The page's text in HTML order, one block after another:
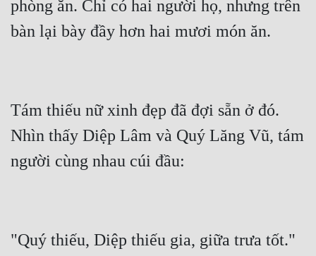
phòng ăn. Chỉ có hai người họ, nhưng trên
Tám thiếu nữ xinh đẹp đã đợi sẵn ở đó.
Nhìn thấy Diệp Lâm và Quý Lăng Vũ, tám